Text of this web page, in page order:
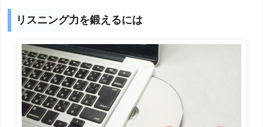
リスニング力を鍛えるには